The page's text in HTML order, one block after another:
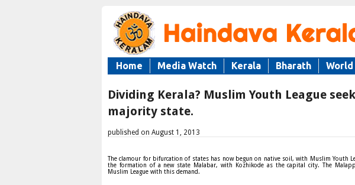
Home Media Watch Kerala Bharath World
Dividing Kerala? Muslim Youth League
majority state.
published on August 1, 2013
The clamour for bifurcation of states has now begun on native soil, with Muslim Youth
the formation of a new state Malabar, with Kozhikode as the capital city. The
Muslim League with this demand.